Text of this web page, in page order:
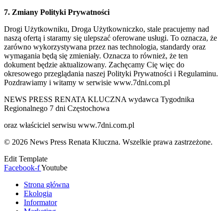
7. Zmiany Polityki Prywatności
Drogi Użytkowniku, Droga Użytkowniczko, stale pracujemy nad
naszą ofertą i staramy się ulepszać oferowane usługi. To oznacza, że
zarówno wykorzystywana przez nas technologia, standardy oraz
wymagania będą się zmieniały. Oznacza to również, że ten
dokument będzie aktualizowany. Zachęcamy Cię więc do
okresowego przeglądania naszej Polityki Prywatności i Regulaminu.
Pozdrawiamy i witamy w serwisie www.7dni.com.pl
NEWS PRESS RENATA KLUCZNA wydawca Tygodnika
Regionalnego 7 dni Częstochowa
oraz właściciel serwisu www.7dni.com.pl
© 2026 News Press Renata Kluczna. Wszelkie prawa zastrzeżone.
Edit Template
Facebook-fYoutube
Strona główna
Ekologia
Informator